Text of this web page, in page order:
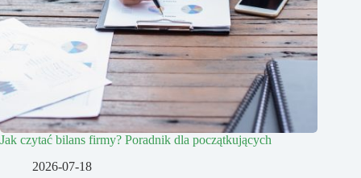
Jak czytać bilans firmy? Poradnik dla początkujących
2026-07-18